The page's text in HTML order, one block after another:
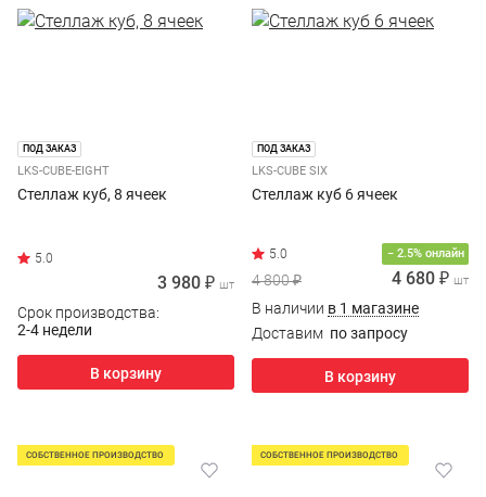
ПОД ЗАКАЗ
LKS-CUBE-EIGHT
Стеллаж куб, 8 ячеек
3 980 ₽ шт
Срок производства:
2-4 недели
В корзину
ПОД ЗАКАЗ
LKS-CUBE SIX
Стеллаж куб 6 ячеек
− 2.5% онлайн
4 800 ₽ 4 680 ₽ шт
В наличии в 1 магазине
Доставим по запросу
В корзину
СОБСТВЕННОЕ ПРОИЗВОДСТВО СОБСТВЕННОЕ ПРОИЗВОДСТВО